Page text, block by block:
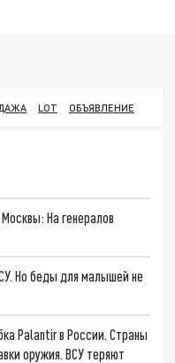
LOT ОБЪЯВЛЕНИЕ
На генералов
Но беды для малышей не
Palantir в России. Страны
оружия. ВСУ теряют